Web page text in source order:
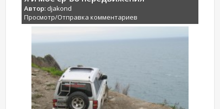
Автор: djakond
Просмотр/Отправка комментариев